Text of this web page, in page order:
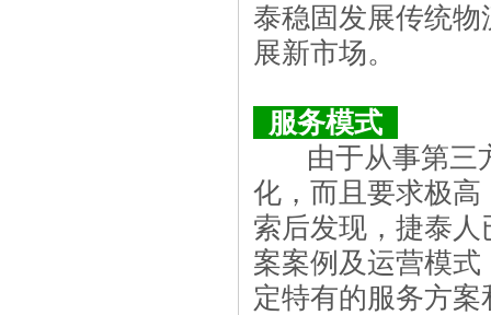
泰稳固发展传统
展新市场。
服务模式
由于从事第三方
化，而且要求极
索后发现，捷泰
案案例及运营模
定特有的服务方